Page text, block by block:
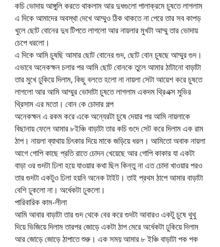
কচি ভোদায় আঙ্গুলি করতে থাকলাম আর দুধগুলো পালাক্রমে চুষতে লাগলাম
এ দিকে আমাদের অবস্থা দেখে আম্মুও ঠিক থাকতে না পেরে তার সব কাপড়
খুলে ছোট বোনের দুধ টিপতে লাগলো আর নায়লার মুখটা আম্মু তার ভোদায়
চেপে ধরলো।
এ দিকে আমি চুষছি আমার ছোট বোনের গুদ, ছোট বোন চুষছে আম্মুর গুদ।
এভাবে অনেকক্ষন চলার পর আমি ছোট বোনকে তুলে আমার ঠাটানো বাড়াটা
তার মুখে ঢুকিয়ে দিলাম, কিছু বলতে হলো না নায়লা সেটা আয়েশ করে চুষতে
লাগলো আর আমি আম্মুর ভোদাটা চুষতে লাগলাম একদম থ্রিএক্স মুভির
থ্রিসাম এর মতো। বোন কে চোদার গল্প
অনেকক্ষন এ রকম করে একে অন্যেরটা চুষে দেয়ার পর আমি নায়লাকে
বিছানায় ফেলে আমার ৮ইঞ্চি বাড়াটা তার কচি গুদে সেট করে দিলাম এক রাম
ঠাপ। নায়লা ব্যাথায় চিৎকার দিয়ে মাকে জড়িয়ে ধরল। আমিতো অবাক নায়লা
আগে গোপি কাছে প্রতি রাতে চোদন খেয়েছে আর গোপি কাকার যা একটা
বাড়া ওর গুদটা ঢিলা হয়ে যাওয়ার কথা ছিল কিন্তু না এত চোদা খাওয়ার পরও
তার গুদটা একটুও ঢিলা হয়নি অনেক টাইট। তাই প্রথম ঠাপে আমার বাড়াটা
বেশি ঢুকলো না। অর্ধেকটা ঢুকলো।
পারিবারিক কাম-লীলা
আমি আবার বাড়াটা তার গুদ থেকে বের করে গুদটা আবারও একটু চুষে থুথু
দিয়ে ভিজিয়ে দিলাম তারপর জোড়ে একটা ঠাপ মেরে অর্ধেকটা ঢুকিয়ে দিলাম
আর জোড়ে জোড়ে ঠাপাতে শুরু। এক সময় আমার ৮ ইঞ্চি বাড়াটা পক পক